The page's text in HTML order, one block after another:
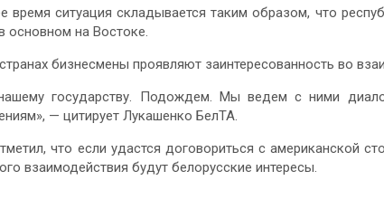
ситуация складывается таким образом, что
основном на Востоке.
бизнесмены проявляют заинтересованность во
государству. Подождем. Мы ведем с ними
— цитирует Лукашенко БелТА.
что если удастся договориться с американской
взаимодействия будут белорусские интересы.